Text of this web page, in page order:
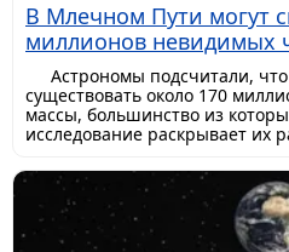
В Млечном Пути могут
миллионов невидимых
Астрономы подсчитали,
существовать около 170
массы, большинство из
исследование раскрывает их